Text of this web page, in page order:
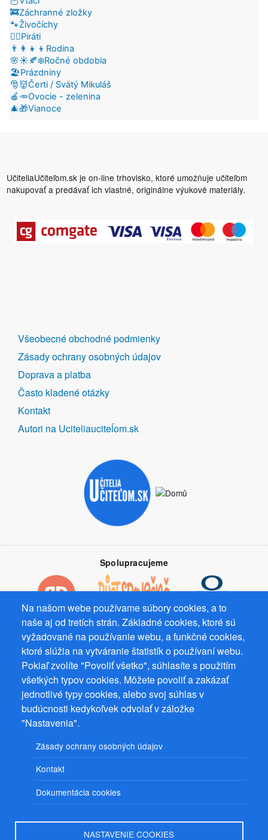
🚒Záchranné zložky
🐾Živočíchy
🏴‍☠️Piráti
👨‍👩‍👧‍👦Rodina
🌸☀️🍂❄️Ročné obdobia
🏖️Prázdniny
🎅👹Čerti / Svätý Mikuláš
🍎🥕Ovocie - zelenina
🎄🎁Vianoce
UčiteliaUčiteľom.sk je on-line trhovisko, ktoré umožňuje učiteľom
nakupovať a predávať ich vlastné, originálne výukové materiály.
Na našom webe používame súbory cookies, a to
naše aj od tretích strán. Základné cookies, ktoré sú
vyžadované na používanie webu, a funkčné cookies,
ktoré slúžia na vytváranie štatistík o používaní webu.
Pokiaľ zvolíte "Povoliť všetko", súhlasíte s použitím
všetkých typov cookies. Môžete povoliť a zakázať
jednotlivé typy cookies, alebo svoj súhlas v
budúcnosti kedykoľvek odvolať v záložke
"Nastavenia".
Zásady ochrany osobných údajov
Kontakt
Dokumentácia cookies
NASTAVENIE COOKIES
DALŠÍ
ODKAZY
Všeobecné obchodné podmienky
Zásady ochrany osobných údajov
Doprava a platba
Často kladené otázky
Kontakt
Autori na Uciteliauciteĺom.sk
Spolupracujeme
Prevádzkovateľ: Mgr. Bc. Žaneta Radimecká, MBA, Ostrov 256, 561
22 Ostrov, IČ 08993033, DIČ CZ9161263958
© 2026 PuzzleWebss.r.o.